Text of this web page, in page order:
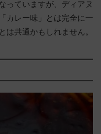
っていますが、ディアヌ
カレー味」とは完全に一
は共通かもしれません。